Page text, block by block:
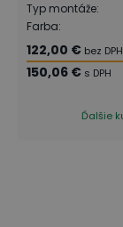
Typ montáže:
Farba:
122,00 € bez DPH
150,06 € s DPH
Ďalšie